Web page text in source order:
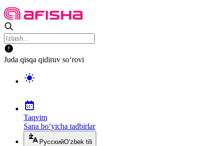
Juda qisqa qidiruv so‘rovi
Taqvim
Sana bo‘yicha tadbirlar
РусскийO‘zbek tili